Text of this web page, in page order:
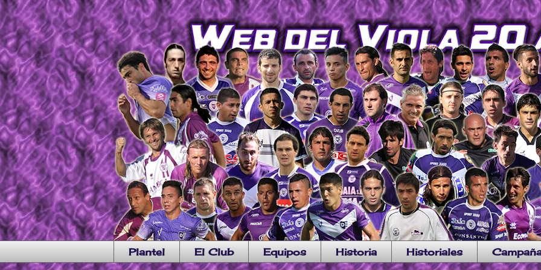
Plantel El Club Equipos Historia Historiales